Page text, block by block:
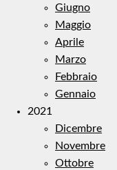
Giugno
Maggio
Aprile
Marzo
Febbraio
Gennaio
2021
Dicembre
Novembre
Ottobre